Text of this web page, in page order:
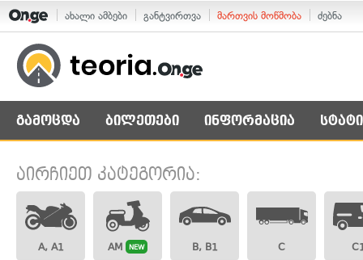
ახალი ამბები განტვირთვა მართვის მოწმობა ძებნა
გამოცდა ბილეთები ინფორმაცია
აირჩიეთ კატეგორია:
A, A1 AM NEW B, B1 C